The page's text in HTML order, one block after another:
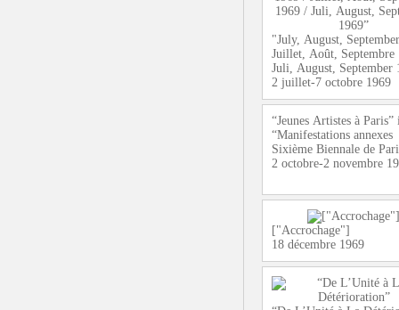
"July, August,
Juillet, Août, Septembre
Juli, August, September
2 juillet-7 octobre 1969
“Jeunes Artistes à Paris”
“Manifestations annexes
Sixième Biennale de
2 octobre-2 novembre
["Accrochage"]
18 décembre 1969